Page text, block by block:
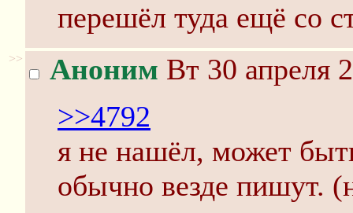
перешёл туда ещё со
>> Аноним Вт 30 апреля
>>4792
я не нашёл, может
обычно везде пишут.